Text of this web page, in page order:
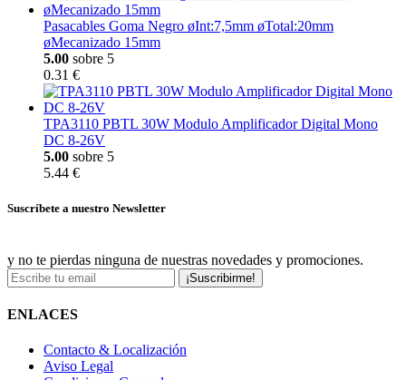
Pasacables Goma Negro øInt:7,5mm øTotal:20mm
øMecanizado 15mm
5.00 sobre 5
0.31 €
TPA3110 PBTL 30W Modulo Amplificador Digital Mono
DC 8-26V
5.00 sobre 5
5.44 €
Suscríbete a nuestro Newsletter
y no te pierdas ninguna de nuestras novedades y promociones.
¡Suscribirme!
ENLACES
Contacto & Localización
Aviso Legal